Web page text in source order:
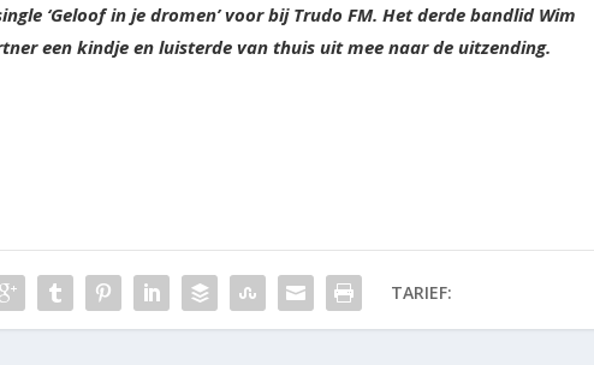
‘Geloof in je dromen’ voor bij Trudo FM. Het derde bandlid Wim
een kindje en luisterde van thuis uit mee naar de uitzending.
TARIEF: